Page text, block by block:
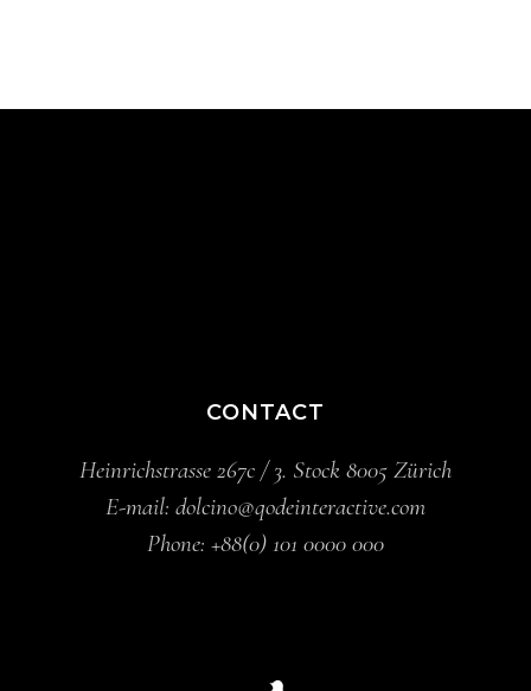
CONTACT
Heinrichstrasse 267c / 3. Stock 8005 Zürich
E-mail: dolcino@qodeinteractive.com
Phone: +88(0) 101 0000 000